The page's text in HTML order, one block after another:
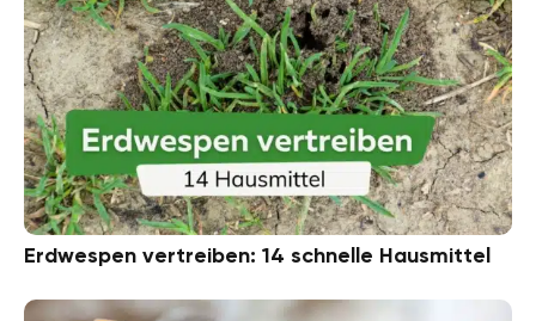
Erdwespen vertreiben: 14 schnelle Hausmittel